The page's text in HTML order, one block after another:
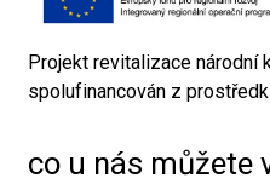
Projekt revitalizace národní
spolufinancován z
co u nás můžete